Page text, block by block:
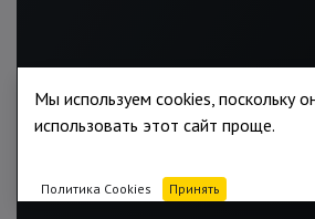
Мы используем cookies, поскольку
использовать этот сайт проще.
Политика Cookies Принять